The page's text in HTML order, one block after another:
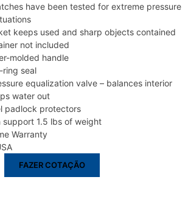
have been tested for extreme pressure
keeps used and sharp objects contained
not included
molded handle
ring seal
equalization valve – balances interior
water out
padlock protectors
support 1.5 lbs of weight
Warranty
FAZER COTAÇÃO